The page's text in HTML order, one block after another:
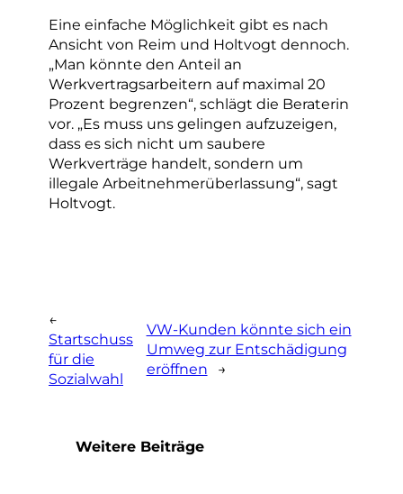
Eine einfache Möglichkeit gibt es nach
Ansicht von Reim und Holtvogt dennoch.
„Man könnte den Anteil an
Werkvertragsarbeitern auf maximal 20
Prozent begrenzen“, schlägt die Beraterin
vor. „Es muss uns gelingen aufzuzeigen,
dass es sich nicht um saubere
Werkverträge handelt, sondern um
illegale Arbeitnehmerüberlassung“, sagt
Holtvogt.
←
Startschuss
für die
Sozialwahl
VW-Kunden könnte sich ein
Umweg zur Entschädigung
eröffnen
→
Weitere Beiträge